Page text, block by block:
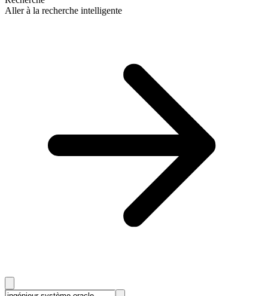
Aller à la recherche intelligente